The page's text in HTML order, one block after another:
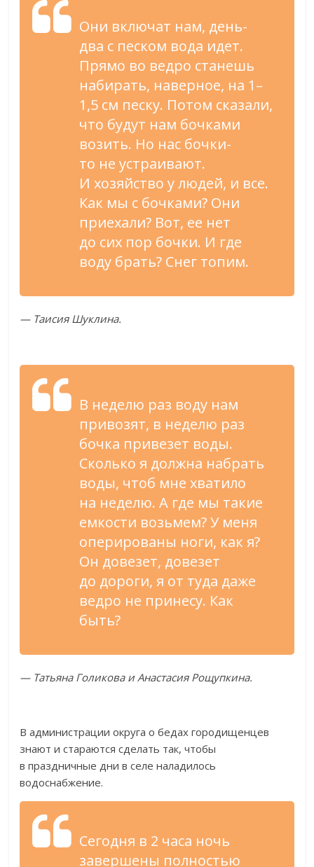
Они включат нам, день-
два с песком вода идет.
Прямо во ведро станешь
набирать, наверное, на 1–
1,5 см песку. Потом сказали,
что будут нам бочками
возить. Но нас бочки-
то не устраивают.
И хозяйство у людей, и все.
Как мы с бочками? Они
приехали? Вот, ее нет
до сих пор бочки. И где
воду брать? Снег топим.
— Таисия Шуклина.
В неделю раз воду нам
привозят, в неделю раз
бочка привезет воды.
Сколько я должна набрать
воды, чтоб мне хватило
на неделю. А где мы такие
емкости возьмем? У меня
оперированы ноги, как я?
Он довезет, довезет
до дороги, я от туда даже
ведро не принесу. Как
быть?
— Татьяна Голикова и Анастасия Рощупкина.
В администрации округа о бедах городищенцев
знают и стараются сделать так, чтобы
в праздничные дни в селе наладилось
водоснабжение.
Сегодня в 2 часа ночь
завершены полностью